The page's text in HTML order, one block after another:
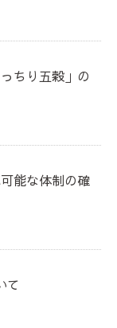
ちり五穀」の
能な体制の確
て